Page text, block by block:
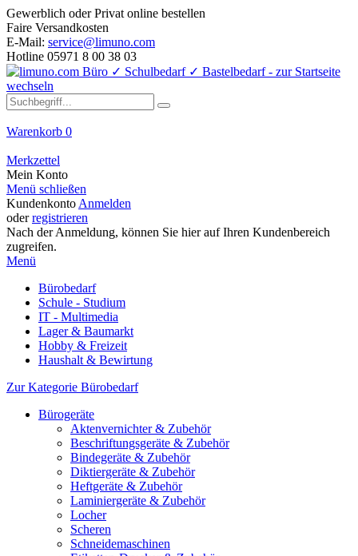
Gewerblich oder Privat online bestellen
Faire Versandkosten
E-Mail: service@limuno.com
Hotline 05971 8 00 38 03
Warenkorb 0
Merkzettel
Mein Konto
Menü schließen
Kundenkonto Anmelden
oderregistrieren
Nach der Anmeldung, können Sie hier auf Ihren Kundenbereich
zugreifen.
Menü
Bürobedarf
Schule - Studium
IT - Multimedia
Lager & Baumarkt
Hobby & Freizeit
Haushalt & Bewirtung
Zur Kategorie Bürobedarf
Bürogeräte
Aktenvernichter & Zubehör
Beschriftungsgeräte & Zubehör
Bindegeräte & Zubehör
Diktiergeräte & Zubehör
Heftgeräte & Zubehör
Laminiergeräte & Zubehör
Locher
Scheren
Schneidemaschinen